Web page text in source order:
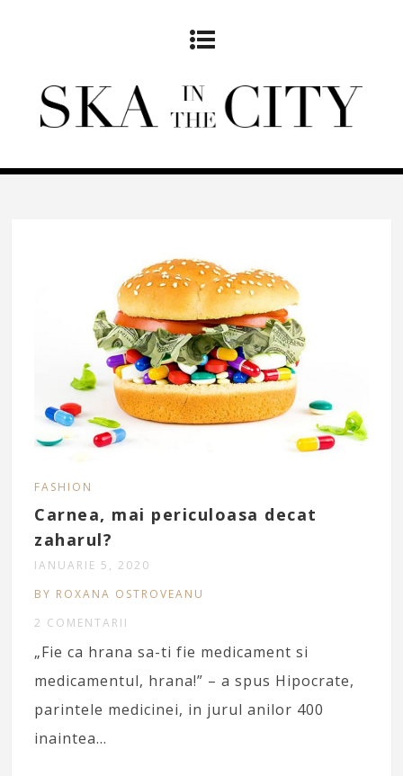
FASHION
Carnea, mai periculoasa decat
zaharul?
IANUARIE 5, 2020
BY ROXANA OSTROVEANU
2 COMENTARII
„Fie ca hrana sa-ti fie medicament si
medicamentul, hrana!” – a spus Hipocrate,
parintele medicinei, in jurul anilor 400
inaintea…